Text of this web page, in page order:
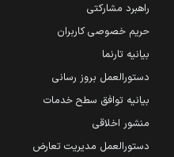
راهبرد مشارکتی
حریم خصوصی کاربران
بیانیه تارنما
دستورالعمل بروز رسانی
بیانیه توافق سطح خدمات
منشور اخلاقی
دستورالعمل مدیریت تعارض